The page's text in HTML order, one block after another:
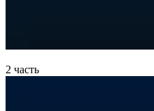
2 часть